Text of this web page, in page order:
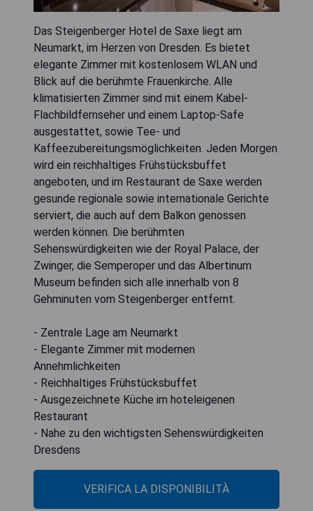
Das Steigenberger Hotel de Saxe liegt am
Neumarkt, im Herzen von Dresden. Es bietet
elegante Zimmer mit kostenlosem WLAN und
Blick auf die berühmte Frauenkirche. Alle
klimatisierten Zimmer sind mit einem Kabel-
Flachbildfernseher und einem Laptop-Safe
ausgestattet, sowie Tee- und
Kaffeezubereitungsmöglichkeiten. Jeden Morgen
wird ein reichhaltiges Frühstücksbuffet
angeboten, und im Restaurant de Saxe werden
gesunde regionale sowie internationale Gerichte
serviert, die auch auf dem Balkon genossen
werden können. Die berühmten
Sehenswürdigkeiten wie der Royal Palace, der
Zwinger, die Semperoper und das Albertinum
Museum befinden sich alle innerhalb von 8
Gehminuten vom Steigenberger entfernt.
- Zentrale Lage am Neumarkt
- Elegante Zimmer mit modernen
Annehmlichkeiten
- Reichhaltiges Frühstücksbuffet
- Ausgezeichnete Küche im hoteleigenen
Restaurant
- Nahe zu den wichtigsten Sehenswürdigkeiten
Dresdens
VERIFICA LA DISPONIBILITÀ